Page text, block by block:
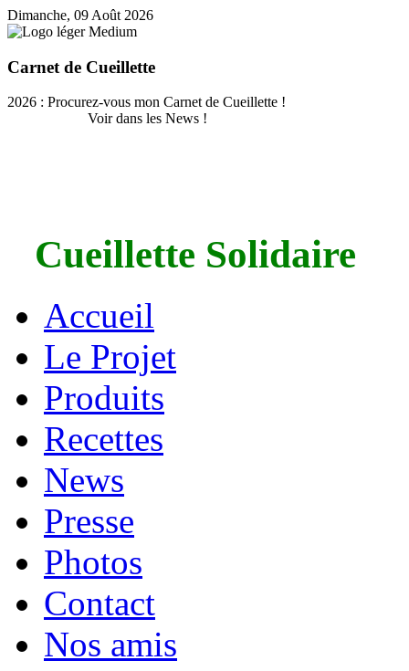
Dimanche, 09 Août 2026
Carnet de Cueillette
2026 : Procurez-vous mon Carnet de Cueillette !
Voir dans les News !
Cueillette Solidaire
Accueil
Le Projet
Produits
Recettes
News
Presse
Photos
Contact
Nos amis